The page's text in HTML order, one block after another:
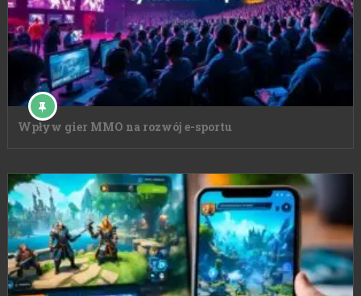
Wpływ gier MMO na rozwój e-sportu